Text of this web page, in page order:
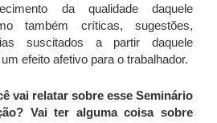
da qualidade daquele
também críticas, sugestões,
suscitados a partir daquele
efeito afetivo para o trabalhador.
vai relatar sobre esse Seminário
Vai ter alguma coisa sobre